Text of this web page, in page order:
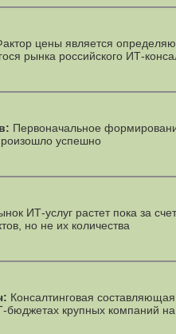
цены является
рынка российского ИТ-
Первоначальное
успешно
ИТ-услуг растет пока за счет
но не их количества
Консалтинговая составляющая
бюджетах крупных компаний